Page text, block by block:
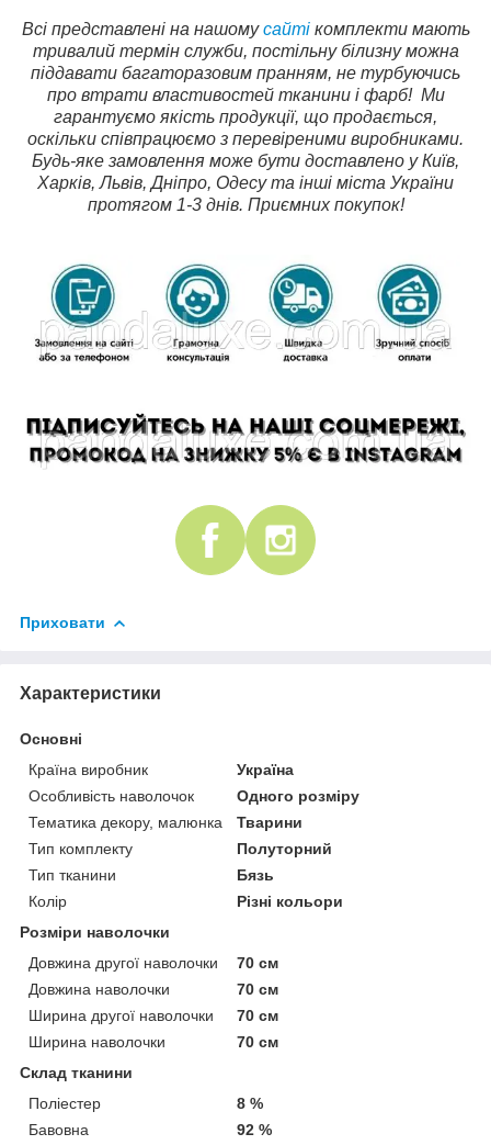
Всі представлені на нашомусайтікомплекти мають
тривалий термін служби, постільну білизну можна
піддавати багаторазовим пранням, не турбуючись
про втрати властивостей тканини і фарб! Ми
гарантуємо якість продукції, що продається,
оскільки співпрацюємо з перевіреними виробниками.
Будь-яке замовлення може бути доставлено у Київ,
Харків, Львів, Дніпро, Одесу та інші міста України
протягом 1-3 днів. Приємних покупок!
Приховати
Характеристики
Основні
Країна виробник
Україна
Особливість наволочок
Одного розміру
Тематика декору, малюнка
Тварини
Тип комплекту
Полуторний
Тип тканини
Бязь
Колір
Різні кольори
Розміри наволочки
Довжина другої наволочки
70 см
Довжина наволочки
70 см
Ширина другої наволочки
70 см
Ширина наволочки
70 см
Склад тканини
Поліестер
8 %
Бавовна
92 %